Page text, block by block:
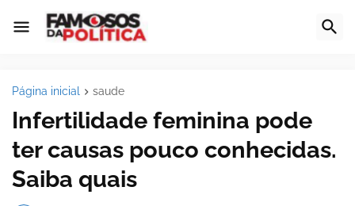
Página inicial saude
Infertilidade feminina pode
ter causas pouco conhecidas.
Saiba quais